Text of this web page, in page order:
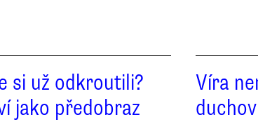
si už odkroutili?
jako předobraz
Víra